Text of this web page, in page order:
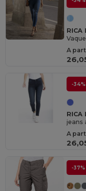
RICA
A
-34%
RICA
jeans
A
-37%